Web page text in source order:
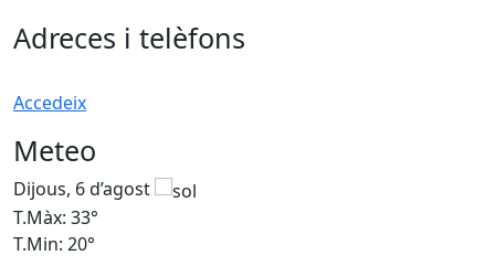
Adreces i telèfons
Accedeix
Meteo
Dijous, 6 d’agost
T.Màx: 33°
T.Min: 20°